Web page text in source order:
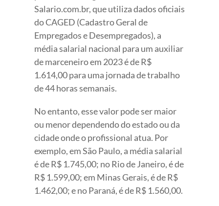
Salario.com.br, que utiliza dados oficiais
do CAGED (Cadastro Geral de
Empregados e Desempregados), a
média salarial nacional para um auxiliar
de marceneiro em 2023 é de R$
1.614,00 para uma jornada de trabalho
de 44 horas semanais.
No entanto, esse valor pode ser maior
ou menor dependendo do estado ou da
cidade onde o profissional atua. Por
exemplo, em São Paulo, a média salarial
é de R$ 1.745,00; no Rio de Janeiro, é de
R$ 1.599,00; em Minas Gerais, é de R$
1.462,00; e no Paraná, é de R$ 1.560,00.